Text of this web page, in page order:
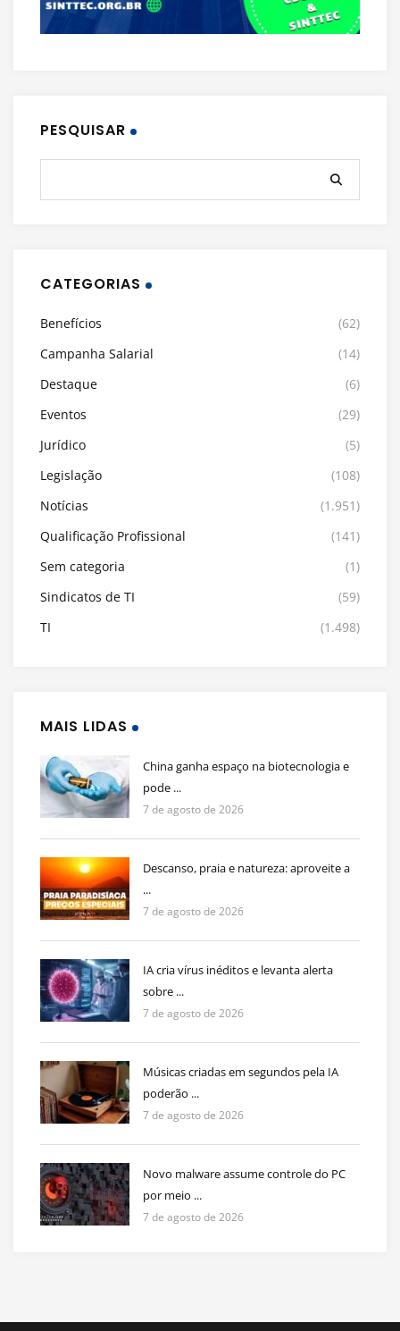
PESQUISAR
CATEGORIAS
Benefícios
(62)
Campanha Salarial
(14)
Destaque
(6)
Eventos
(29)
Jurídico
(5)
Legislação
(108)
Notícias
(1.951)
Qualificação Profissional
(141)
Sem categoria
(1)
Sindicatos de TI
(59)
TI
(1.498)
MAIS LIDAS
China ganha espaço na biotecnologia e
pode ...
7 de agosto de 2026
Descanso, praia e natureza: aproveite a
...
7 de agosto de 2026
IA cria vírus inéditos e levanta alerta
sobre ...
7 de agosto de 2026
Músicas criadas em segundos pela IA
poderão ...
7 de agosto de 2026
Novo malware assume controle do PC
por meio ...
7 de agosto de 2026